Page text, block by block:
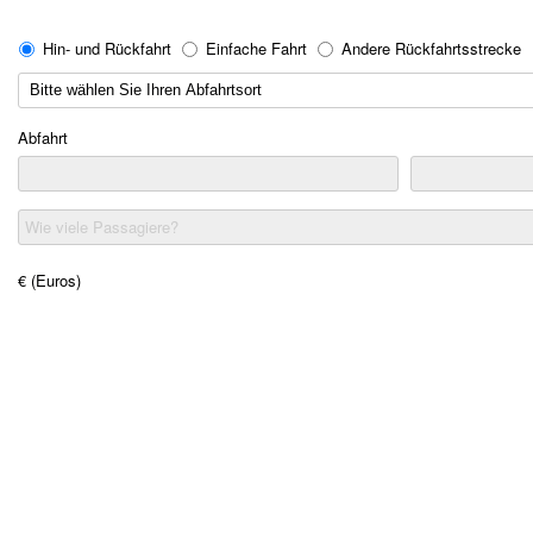
Hin- und Rückfahrt Einfache Fahrt Andere Rückfahrtsstrecke
Abfahrt
Wie viele Passagiere?
€ (Euros)